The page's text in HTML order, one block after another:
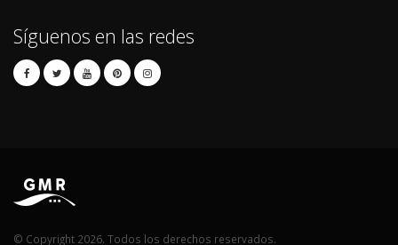
Síguenos en las redes
© Copyright 2026. Todos los derechos reservados.